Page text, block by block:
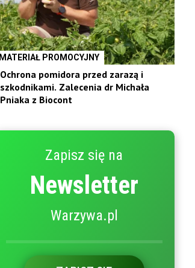
MATERIAŁ PROMOCYJNY
Ochrona pomidora przed zarazą i
szkodnikami. Zalecenia dr Michała
Pniaka z Biocont
Zapisz się na
Newsletter
Warzywa.pl